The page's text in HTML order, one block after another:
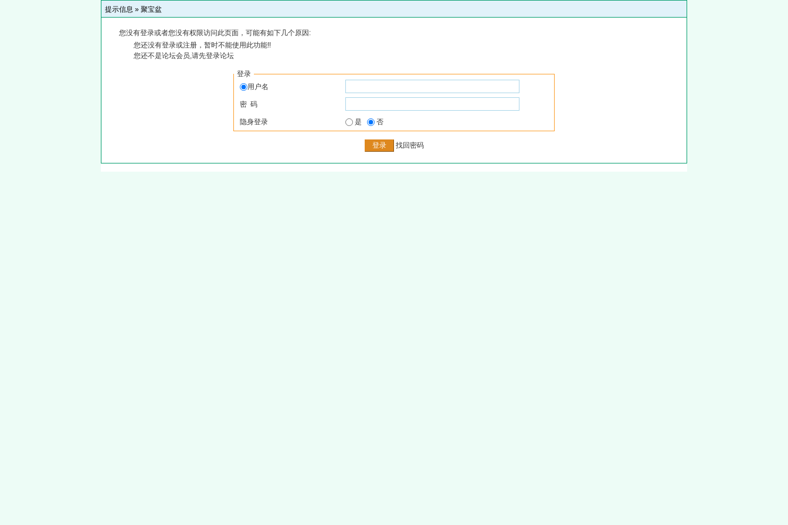
提示信息 » 聚宝盆
您没有登录或者您没有权限访问此页面，可能有如下几个原因:
您还没有登录或注册，暂时不能使用此功能!!
您还不是论坛会员,请先登录论坛
登录
用户名
密 码
隐身登录 是 否
找回密码